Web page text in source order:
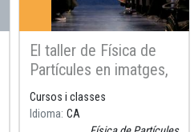
El taller de Física de
Partícules en imatges,
22 de març 2019
Cursos i classes
Idioma CA